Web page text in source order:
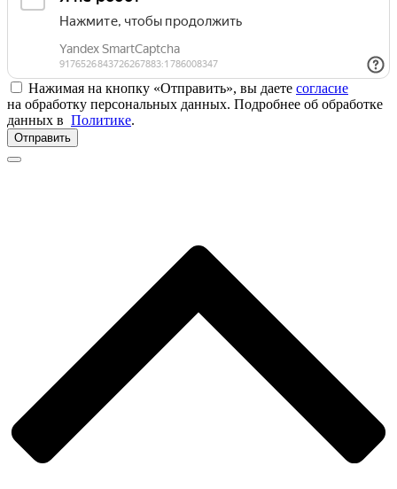
Нажимая на кнопку «Отправить», вы даете согласие
на обработку персональных данных. Подробнее об обработке
данных в Политике.
Отправить